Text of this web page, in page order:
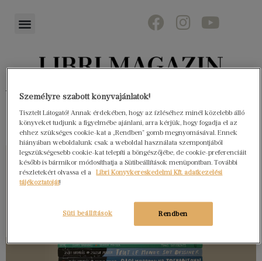
Könyvektől az olvasókig
Személyre szabott könyvajánlatok!
Tisztelt Látogató! Annak érdekében, hogy az ízléséhez minél közelebb álló
könyveket tudjunk a figyelmébe ajánlani, arra kérjük, hogy fogadja el az
ehhez szükséges cookie-kat a „Rendben” gomb megnyomásával. Ennek
hiányában weboldalunk csak a weboldal használata szempontjából
legszükségesebb cookie-kat telepíti a böngészőjébe, de cookie-preferenciáit
később is bármikor módosíthatja a Sütibeállítások menüpontban. További
részletekért olvassa el a
Libri Könyvkereskedelmi Kft. adatkezelési
tájékoztatóját!
Rendben
Süti beállítások